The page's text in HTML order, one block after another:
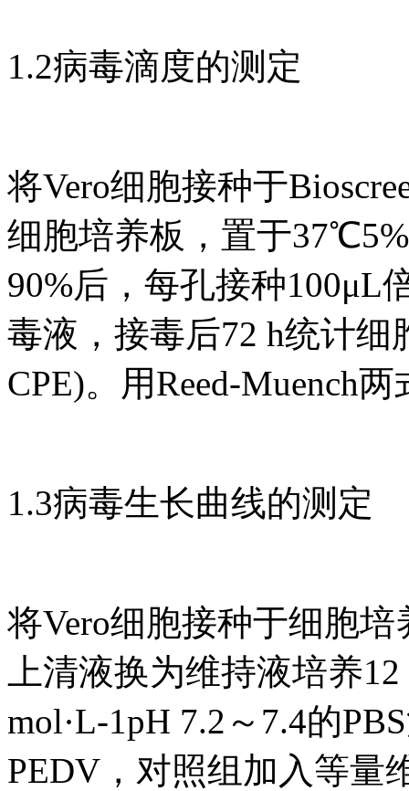
1.2病毒滴度的测定
将Vero细胞接种于
细胞培养板，置于
90%后，每孔接种100μL
毒液，接毒后72 h统计细
CPE)。用Reed-Muench
1.3病毒生长曲线的测定
将Vero细胞接种于细胞
上清液换为维持液培养
mol·L-1pH 7.2～7.4的
PEDV，对照组加入等量